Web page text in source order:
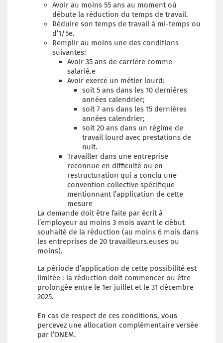
Avoir au moins 55 ans au moment où
débute la réduction du temps de travail.
Réduire son temps de travail à mi-temps ou
d’1/5e.
Remplir au moins une des conditions
suivantes:
Avoir 35 ans de carrière comme
salarié.e
Avoir exercé un métier lourd:
soit 5 ans dans les 10 dernières
années calendrier;
soit 7 ans dans les 15 dernières
années calendrier;
soit 20 ans dans un régime de
travail lourd avec prestations de
nuit.
Travailler dans une entreprise
reconnue en difficulté ou en
restructuration qui a conclu une
convention collective spécifique
mentionnant l’application de cette
mesure
La demande doit être faite par écrit à
l’employeur au moins 3 mois avant le début
souhaité de la réduction (au moins 6 mois dans
les entreprises de 20 travailleurs.euses ou
moins).
La période d’application de cette possibilité est
limitée : la réduction doit commencer ou être
prolongée entre le 1er juillet et le 31 décembre
2025.
En cas de respect de ces conditions, vous
percevez une allocation complémentaire versée
par l’ONEM.